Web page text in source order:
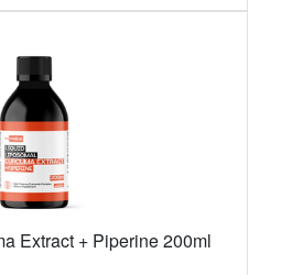
Extract + Piperine 200ml